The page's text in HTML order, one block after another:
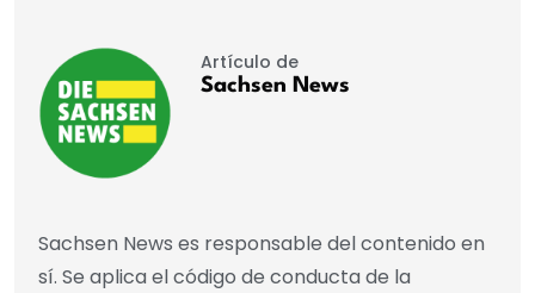
Artículo de
Sachsen News
Sachsen News es responsable del contenido en
sí. Se aplica el código de conducta de la